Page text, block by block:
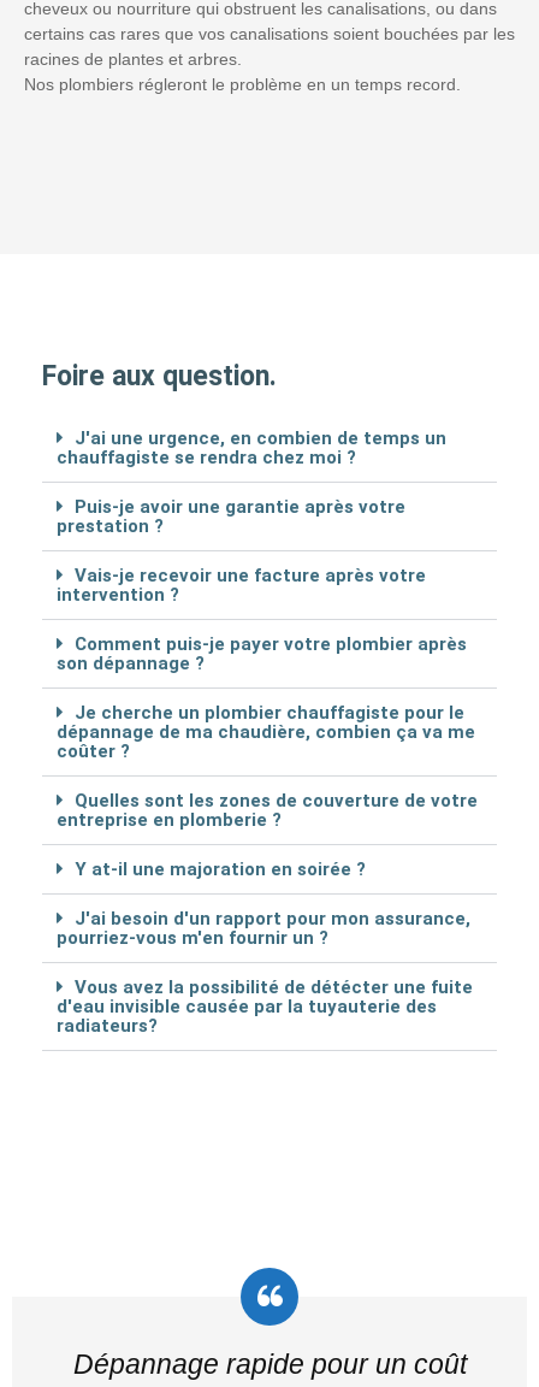
cheveux ou nourriture qui obstruent les canalisations, ou dans
certains cas rares que vos canalisations soient bouchées par les
racines de plantes et arbres.
Nos plombiers régleront le problème en un temps record.
Foire aux question.
J'ai une urgence, en combien de temps un
chauffagiste se rendra chez moi ?
Puis-je avoir une garantie après votre
prestation ?
Vais-je recevoir une facture après votre
intervention ?
Comment puis-je payer votre plombier après
son dépannage ?
Je cherche un plombier chauffagiste pour le
dépannage de ma chaudière, combien ça va me
coûter ?
Quelles sont les zones de couverture de votre
entreprise en plomberie ?
Y at-il une majoration en soirée ?
J'ai besoin d'un rapport pour mon assurance,
pourriez-vous m'en fournir un ?
Vous avez la possibilité de détécter une fuite
d'eau invisible causée par la tuyauterie des
radiateurs?
Dépannage rapide pour un coût